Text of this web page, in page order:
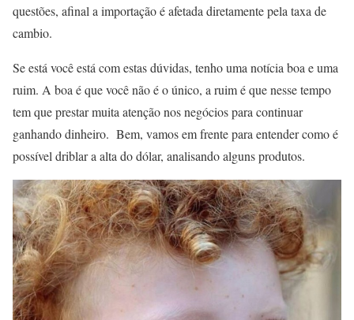
questões, afinal a importação é afetada diretamente pela taxa de
cambio.
Se está você está com estas dúvidas, tenho uma notícia boa e uma
ruim. A boa é que você não é o único, a ruim é que nesse tempo
tem que prestar muita atenção nos negócios para continuar
ganhando dinheiro. Bem, vamos em frente para entender como é
possível driblar a alta do dólar, analisando alguns produtos.